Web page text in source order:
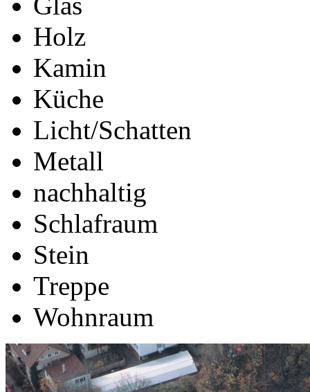
Holz
Kamin
Küche
Licht/Schatten
Metall
nachhaltig
Schlafraum
Stein
Treppe
Wohnraum